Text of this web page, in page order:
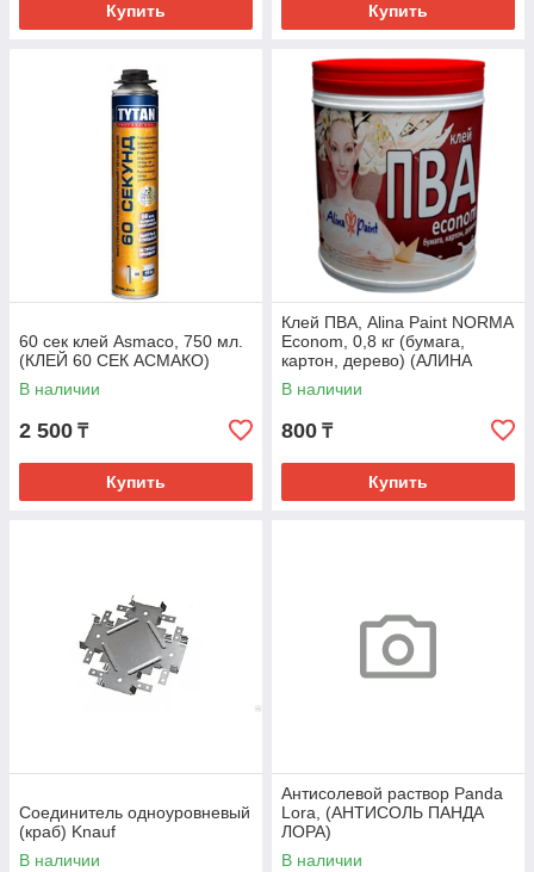
Купить Купить
60 сек клей Asmaco, 750 мл.
(КЛЕЙ 60 СЕК АСМАКО)
В наличии
2 500 ₸
Купить
Клей ПВА, Alina Paint NORMA
Econom, 0,8 кг (бумага,
картон, дерево) (АЛИНА
ПЭЙНТ НОРМА ЭКОНОМ
0,8)
В наличии
800 ₸
Купить
Соединитель одноуровневый
(краб) Knauf
В наличии
Aнтисолевой раствор Panda
Lora, (АНТИСОЛЬ ПАНДА
ЛОРА)
В наличии